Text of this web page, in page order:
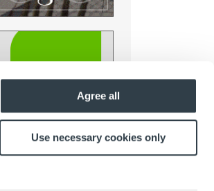
Agree all
Use necessary cookies only